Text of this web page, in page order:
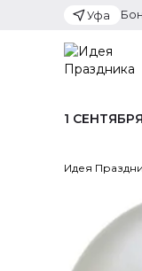
Уфа
1 СЕНТЯБРЯ
Идея